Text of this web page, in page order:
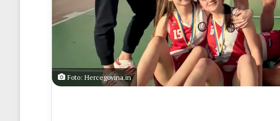
Foto: Hercegovina.in
ligu
FBiH